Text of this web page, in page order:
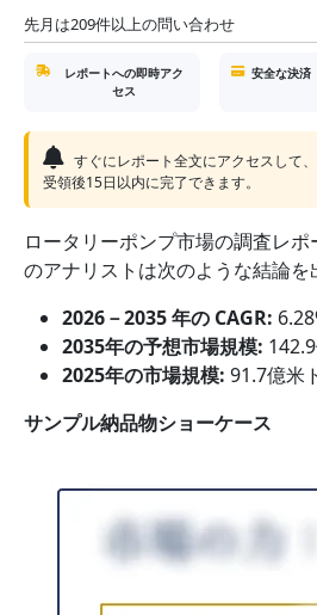
先月は209件以上の問い合わせ
レポートへの即時アク
セス
安全な決済
すぐにレポート全文にアクセスして
受領後15日以内に完了できます。
ロータリーポンプ市場の調査レ
のアナリストは次のような結論を
2026－2035 年の CAGR:
2035年の予想市場規模:
2025年の市場規模: 91.7億米
サンプル納品物ショーケース